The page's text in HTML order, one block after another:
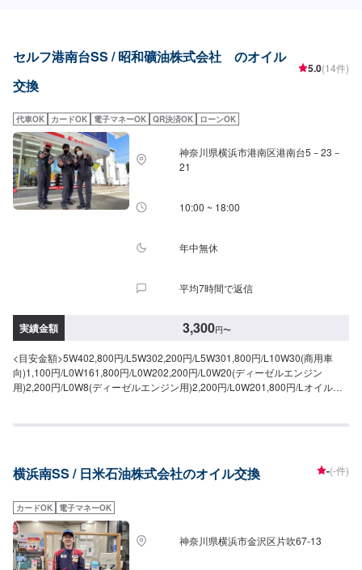
セルフ港南台SS / 昭和礦油株式会社 のオイル
交換
5.0(14件)
代車OK カードOK 電子マネーOK QR決済OK ローンOK
神奈川県横浜市港南区港南台5－23－
21
10:00 ~ 18:00
年中無休
平均7時間で返信
実績金額 3,300円〜
<目安金額>5W402,800円/L5W302,200円/L5W301,800円/L10W30(商用車
向)1,100円/L0W161,800円/L0W202,200円/L0W20(ディーゼルエンジン
用)2,200円/L0W8(ディーゼルエンジン用)2,200円/L0W201,800円/Lオイルフ
横浜南SS / 日米石油株式会社のオイル交換 -(-件)
カードOK 電子マネーOK
神奈川県横浜市金沢区片吹67-13